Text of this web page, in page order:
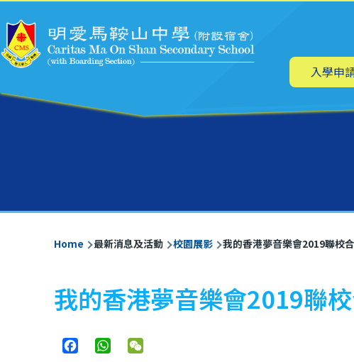
Main
入學申
Breadcrumb
Home 最新消息及活動 校園展影 我的香港夢音樂會2019聯校
我的香港夢音樂會2019聯
FacebookWhatsApp